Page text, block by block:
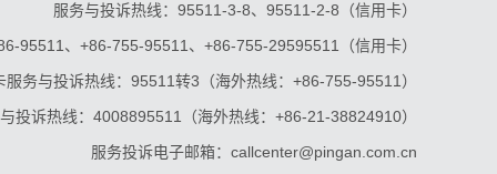
服务与投诉热线：95511-3-8、95511-2-8（信用卡）
95511、+86-755-95511、+86-755-29595511（信用卡）
服务与投诉热线：95511转3（海外热线：+86-755-95511）
投诉热线：4008895511（海外热线：+86-21-38824910）
服务投诉电子邮箱：callcenter@pingan.com.cn